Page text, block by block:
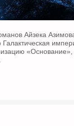
Айзека